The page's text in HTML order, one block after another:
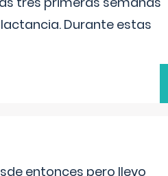
Durante estas
entonces pero llevo